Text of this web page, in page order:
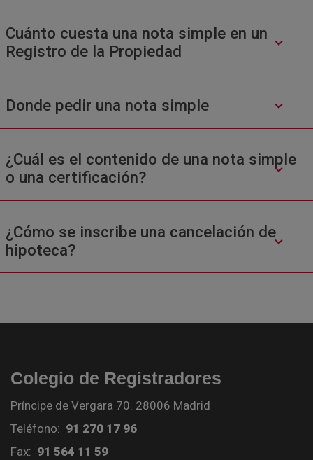
Cuánto cuesta una nota simple en un
Registro de la Propiedad
Donde pedir una nota simple
¿Cuál es el contenido de una nota simple
o una certificación?
¿Cómo se inscribe una cancelación de
hipoteca?
Colegio de Registradores
Príncipe de Vergara 70. 28006 Madrid
Teléfono: 91 270 17 96
Fax: 91 564 11 59